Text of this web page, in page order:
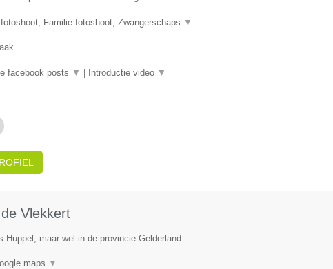
Familie fotoshoot, Zwangerschaps ▼
facebook posts ▼ Introductie video ▼
Vlekkert
Huppel, maar wel in de provincie Gelderland.
maps ▼